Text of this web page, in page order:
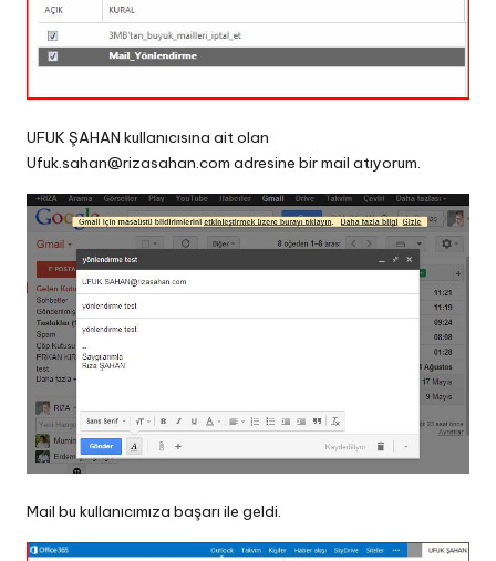
UFUK ŞAHAN kullanıcısına ait olan
Ufuk.sahan@rizasahan.com adresine bir mail atıyorum.
Mail bu kullanıcımıza başarı ile geldi.